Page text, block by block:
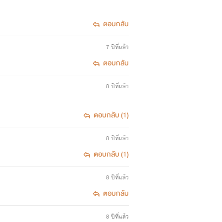
ตอบกลับ
7 ปีที่แล้ว
ตอบกลับ
8 ปีที่แล้ว
ตอบกลับ (1)
8 ปีที่แล้ว
ตอบกลับ (1)
8 ปีที่แล้ว
ตอบกลับ
8 ปีที่แล้ว